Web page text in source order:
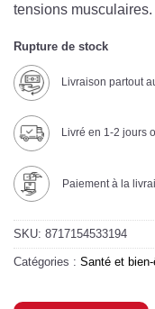
tensions musculaires.
Rupture de stock
Livraison partout
Livré en 1-2 jours
Paiement à la
SKU: 8717154533194
Catégories : Santé et